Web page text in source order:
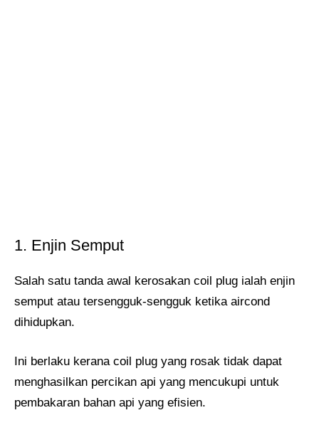
1. Enjin Semput
Salah satu tanda awal kerosakan coil plug ialah enjin
semput atau tersengguk-sengguk ketika aircond
dihidupkan.
Ini berlaku kerana coil plug yang rosak tidak dapat
menghasilkan percikan api yang mencukupi untuk
pembakaran bahan api yang efisien.